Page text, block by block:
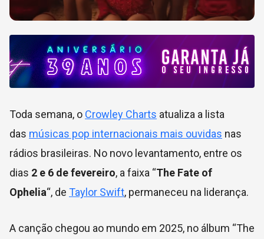
Toda semana, o Crowley Charts atualiza a lista
das músicas pop internacionais mais ouvidas nas
rádios brasileiras. No novo levantamento, entre os
dias 2 e 6 de fevereiro, a faixa “The Fate of
Ophelia“, de Taylor Swift, permaneceu na liderança.
A canção chegou ao mundo em 2025, no álbum “The